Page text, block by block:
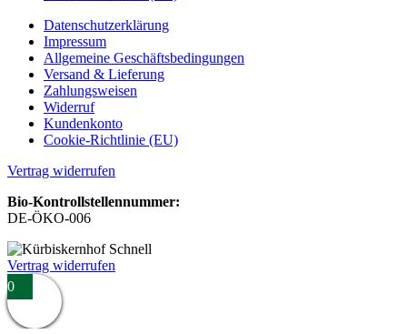
Datenschutzerklärung
Impressum
Allgemeine Geschäftsbedingungen
Versand & Lieferung
Zahlungsweisen
Widerruf
Kundenkonto
Cookie-Richtlinie (EU)
Vertrag widerrufen
Bio-Kontrollstellennummer:
DE-ÖKO-006
Vertrag widerrufen
0